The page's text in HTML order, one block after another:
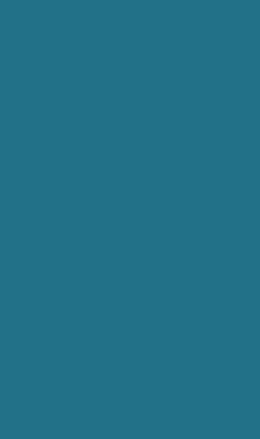
– a que cabe somar a
redes de saúde e proteção social
entretanto, como
que estamos diante
produz condições para a sua
alavanca para o seu
recorre à compreensão
morrendo e uma nova ainda
Na ausência de alternativas
essas tendências se
e democráticas é, portanto,
profunda e crítica do
da crise financeira de 2008, é
das suas políticas econômicas
desde a sua origem uma
refundação do Estado liberal.
e novas institucionalidades